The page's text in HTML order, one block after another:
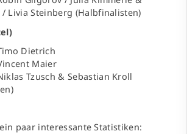
/ Livia Steinberg (Halbfinalisten)
Dietrich
Maier
Tzusch & Sebastian Kroll
paar interessante Statistiken: